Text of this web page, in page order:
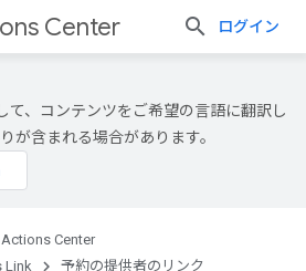
Center ログイン
て、コンテンツをご希望の言語に翻訳し
が含まれる場合があります。
Actions Center
Link
予約の提供者のリンク